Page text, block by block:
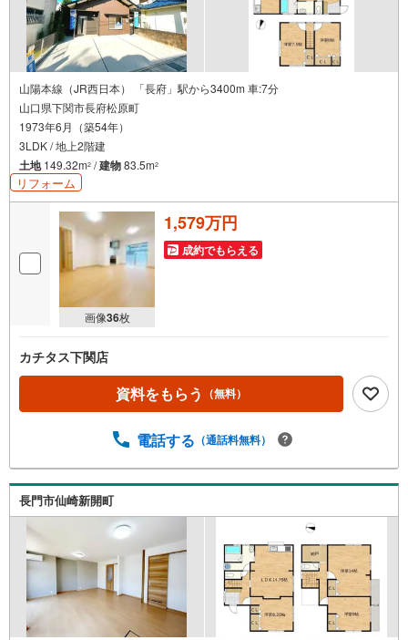
山陽本線（JR西日本） 「長府」駅から3400m 車:7分
山口県下関市長府松原町
1973年6月（築54年）
3LDK / 地上2階建
土地149.32m2 /建物83.5m2
リフォーム
画像36枚
1,579万円
成約でもらえる
カチタス下関店
資料をもらう （無料）
電話する （通話料無料）
長門市仙崎新開町